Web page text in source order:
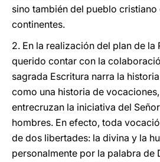
sino también del pueblo
continentes.
2. En la realización del plan de la
querido contar con la
sagrada Escritura narra la
como una historia de
entrecruzan la iniciativa del
hombres. En efecto, toda
de dos libertades: la divina y la
personalmente por la palabra de